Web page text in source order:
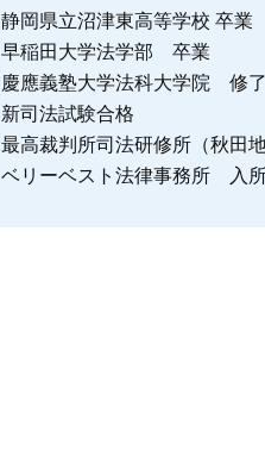
静岡県立沼津東高等学校 卒業
早稲田大学法学部 卒業
慶應義塾大学法科大学院 修了
新司法試験合格
最高裁判所司法研修所（秋田
ベリーベスト法律事務所 入